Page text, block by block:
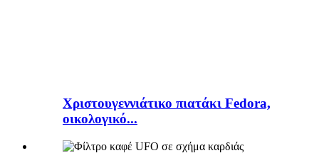
Χριστουγεννιάτικο πιατάκι Fedora,
οικολογικό...